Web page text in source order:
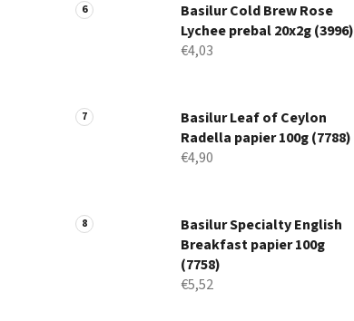
Basilur Cold Brew Rose
Lychee prebal 20x2g (3996)
€4,03
Basilur Leaf of Ceylon
Radella papier 100g (7788)
€4,90
Basilur Specialty English
Breakfast papier 100g
(7758)
€5,52